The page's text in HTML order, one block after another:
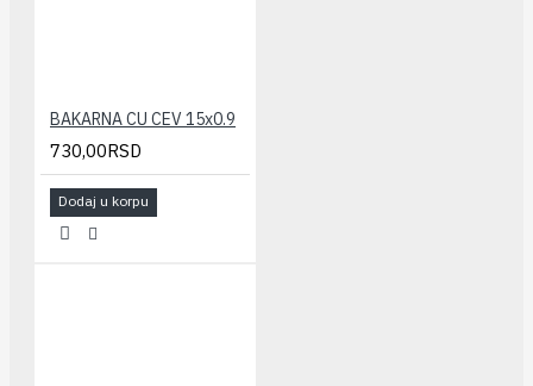
BAKARNA CU CEV 15x0.9
730,00RSD
Dodaj u korpu